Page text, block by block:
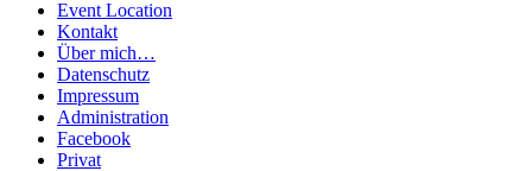
Event Location
Kontakt
Über mich…
Datenschutz
Impressum
Administration
Facebook
Privat